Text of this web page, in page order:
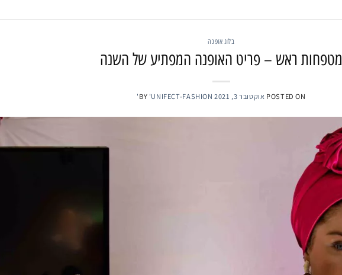
בלוג אופנה
מטפחות ראש – פריט האופנה המפתיע של השנה
POSTED ON אוקטובר 3, 2021 BY 'UNIFECT-FASHION'